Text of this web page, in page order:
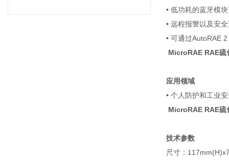
• 低功耗的蓝牙模
• 远程报警以及安
• 可通过AutoRAE
MicroRAE RAE硫
应用领域
• 个人防护和工业
MicroRAE RAE硫
技术参数
尺寸：